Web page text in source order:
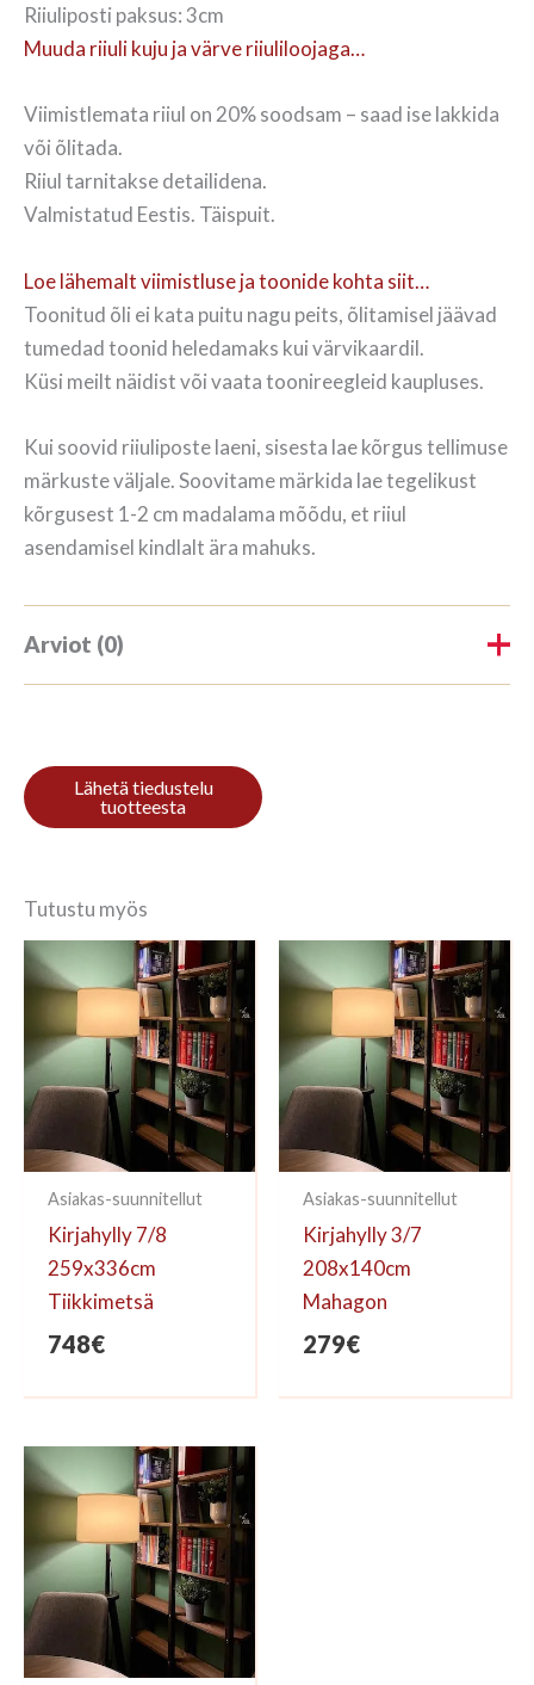
Riiuliposti paksus: 3cm
Muuda riiuli kuju ja värve riiuliloojaga…
Viimistlemata riiul on 20% soodsam – saad ise lakkida
või õlitada.
Riiul tarnitakse detailidena.
Valmistatud Eestis. Täispuit.
Loe lähemalt viimistluse ja toonide kohta siit…
Toonitud õli ei kata puitu nagu peits, õlitamisel jäävad
tumedad toonid heledamaks kui värvikaardil.
Küsi meilt näidist või vaata toonireegleid kaupluses.
Kui soovid riiuliposte laeni, sisesta lae kõrgus tellimuse
märkuste väljale. Soovitame märkida lae tegelikust
kõrgusest 1-2 cm madalama mõõdu, et riiul
asendamisel kindlalt ära mahuks.
Arviot (0)
Kirjoita ensimmäinen arvio
Sinun on
kirjoittaa arvioinnin.
Tutustu myös
Asiakas-suunnitellut
Kirjahylly 7/8
259x336cm
Tiikkimetsä
748€
Asiakas-suunnitellut
Kirjahylly 3/7
208x140cm
Mahagon
279€